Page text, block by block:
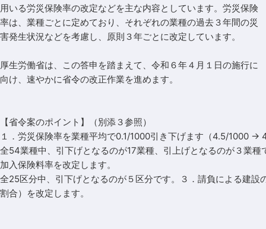
用いる労災保険率の改定などを主な内容としています。労災保険
率は、業種ごとに定めており、それぞれの業種の過去３年間の災
害発生状況などを考慮し、原則３年ごとに改定しています。
厚生労働省は、この答申を踏まえて、令和６年４月１日の施行に
向け、速やかに省令の改正作業を進めます。
【省令案のポイント】（別添３参照）
１．労災保険率を業種平均で0.1/1000引き下げます（4.5/1000 →
全54業種中、引下げとなるのが17業種、引上げとなるのが３業
加入保険料率を改定します。
全25区分中、引下げとなるのが５区分です。３．請負による建
割合）を改定します。